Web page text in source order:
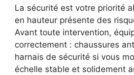
La sécurité est votre priorité
en hauteur présente des
Avant toute intervention,
correctement : chaussures
harnais de sécurité si vous
échelle stable et solidement